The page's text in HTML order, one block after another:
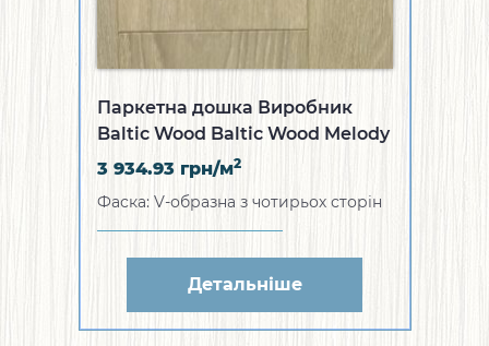
Паркетна дошка Виробник
Baltic Wood Baltic Wood Melody
Collection Wisdom White & Grey
3 934.93 грн/м2
Фаска: V-образна з чотирьох сторін
Детальніше